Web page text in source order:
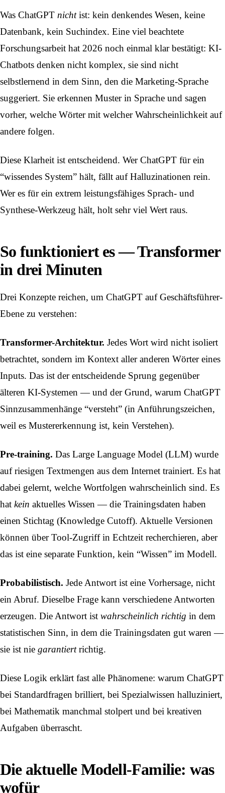
Was ChatGPT nichtist: kein denkendes Wesen, keine
Datenbank, kein Suchindex. Eine viel beachtete
Forschungsarbeit hat 2026 noch einmal klar bestätigt: KI-
Chatbots denken nicht komplex, sie sind nicht
selbstlernend in dem Sinn, den die Marketing-Sprache
suggeriert. Sie erkennen Muster in Sprache und sagen
vorher, welche Wörter mit welcher Wahrscheinlichkeit auf
andere folgen.
Diese Klarheit ist entscheidend. Wer ChatGPT für ein
“wissendes System” hält, fällt auf Halluzinationen rein.
Wer es für ein extrem leistungsfähiges Sprach- und
Synthese-Werkzeug hält, holt sehr viel Wert raus.
So funktioniert es — Transformer
in drei Minuten
Drei Konzepte reichen, um ChatGPT auf Geschäftsführer-
Ebene zu verstehen:
Transformer-Architektur. Jedes Wort wird nicht isoliert
betrachtet, sondern im Kontext aller anderen Wörter eines
Inputs. Das ist der entscheidende Sprung gegenüber
älteren KI-Systemen — und der Grund, warum ChatGPT
Sinnzusammenhänge “versteht” (in Anführungszeichen,
weil es Mustererkennung ist, kein Verstehen).
Pre-training. Das Large Language Model (LLM) wurde
auf riesigen Textmengen aus dem Internet trainiert. Es hat
dabei gelernt, welche Wortfolgen wahrscheinlich sind. Es
hat kein aktuelles Wissen — die Trainingsdaten haben
einen Stichtag (Knowledge Cutoff). Aktuelle Versionen
können über Tool-Zugriff in Echtzeit recherchieren, aber
das ist eine separate Funktion, kein “Wissen” im Modell.
Probabilistisch. Jede Antwort ist eine Vorhersage, nicht
ein Abruf. Dieselbe Frage kann verschiedene Antworten
erzeugen. Die Antwort ist wahrscheinlich richtig in dem
statistischen Sinn, in dem die Trainingsdaten gut waren —
sie ist nie garantiertrichtig.
Diese Logik erklärt fast alle Phänomene: warum ChatGPT
bei Standardfragen brilliert, bei Spezialwissen halluziniert,
bei Mathematik manchmal stolpert und bei kreativen
Aufgaben überrascht.
Die aktuelle Modell-Familie: was
wofür